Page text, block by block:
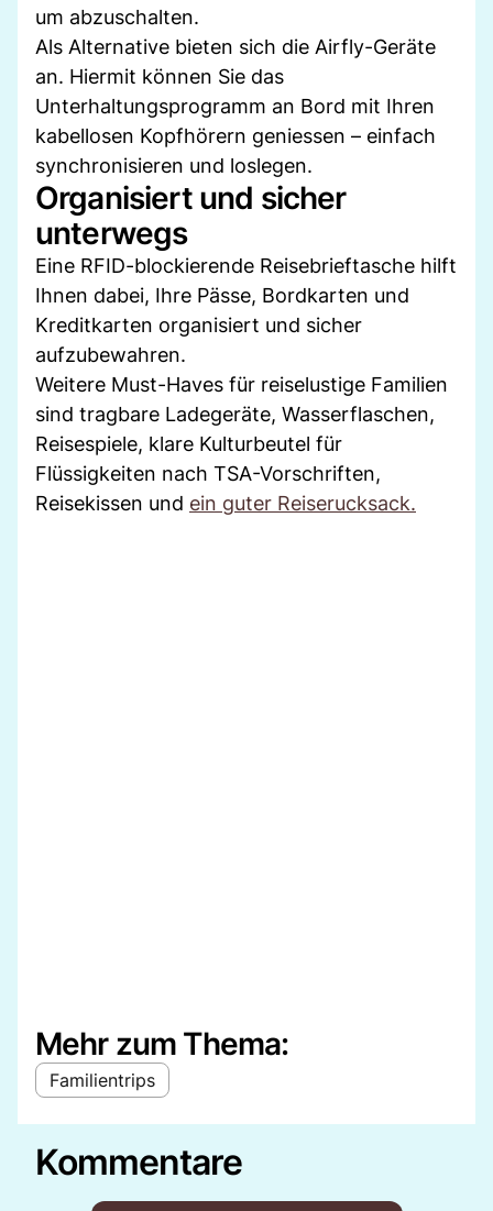
um abzuschalten.
Als Alternative bieten sich die Airfly-Geräte
an. Hiermit können Sie das
Unterhaltungsprogramm an Bord mit Ihren
kabellosen Kopfhörern geniessen – einfach
synchronisieren und loslegen.
Organisiert und sicher
unterwegs
Eine RFID-blockierende Reisebrieftasche hilft
Ihnen dabei, Ihre Pässe, Bordkarten und
Kreditkarten organisiert und sicher
aufzubewahren.
Weitere Must-Haves für reiselustige Familien
sind tragbare Ladegeräte, Wasserflaschen,
Reisespiele, klare Kulturbeutel für
Flüssigkeiten nach TSA-Vorschriften,
Reisekissen und ein guter Reiserucksack.
Mehr zum Thema:
Familientrips
Kommentare